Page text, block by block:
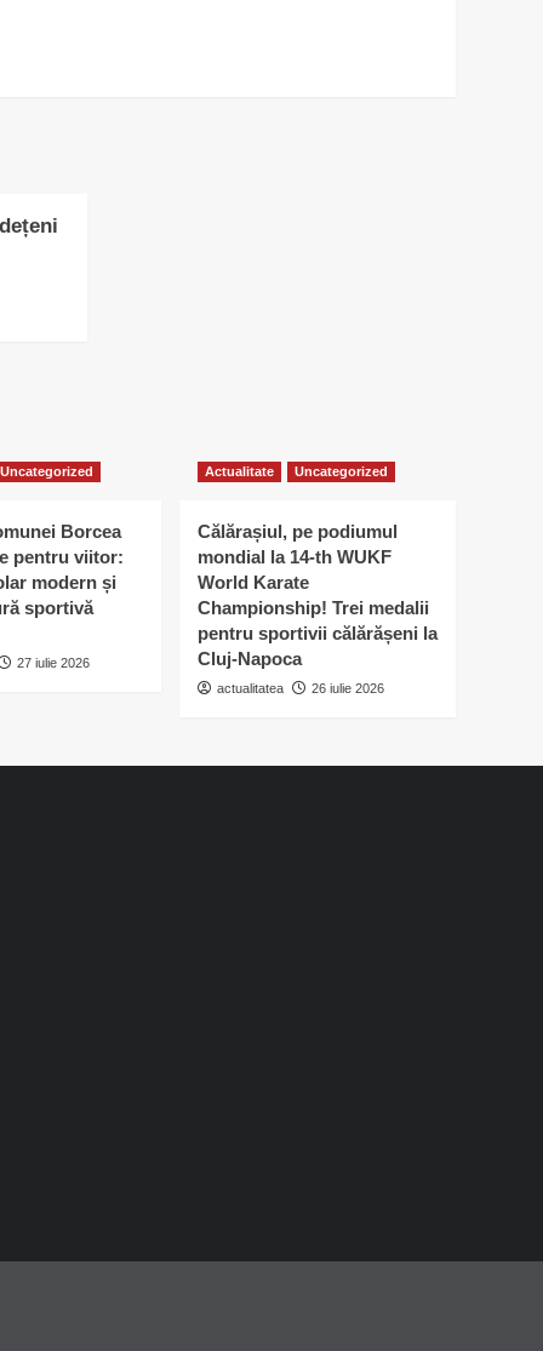
Uncategorized
Borcea
pentru viitor:
modern și
sportivă
27 iulie 2026
Actualitate Uncategorized
Călărașiul, pe podiumul
mondial la 14-th WUKF
World Karate
Championship! Trei medalii
pentru sportivii călărășeni la
Cluj-Napoca
actualitatea 26 iulie 2026